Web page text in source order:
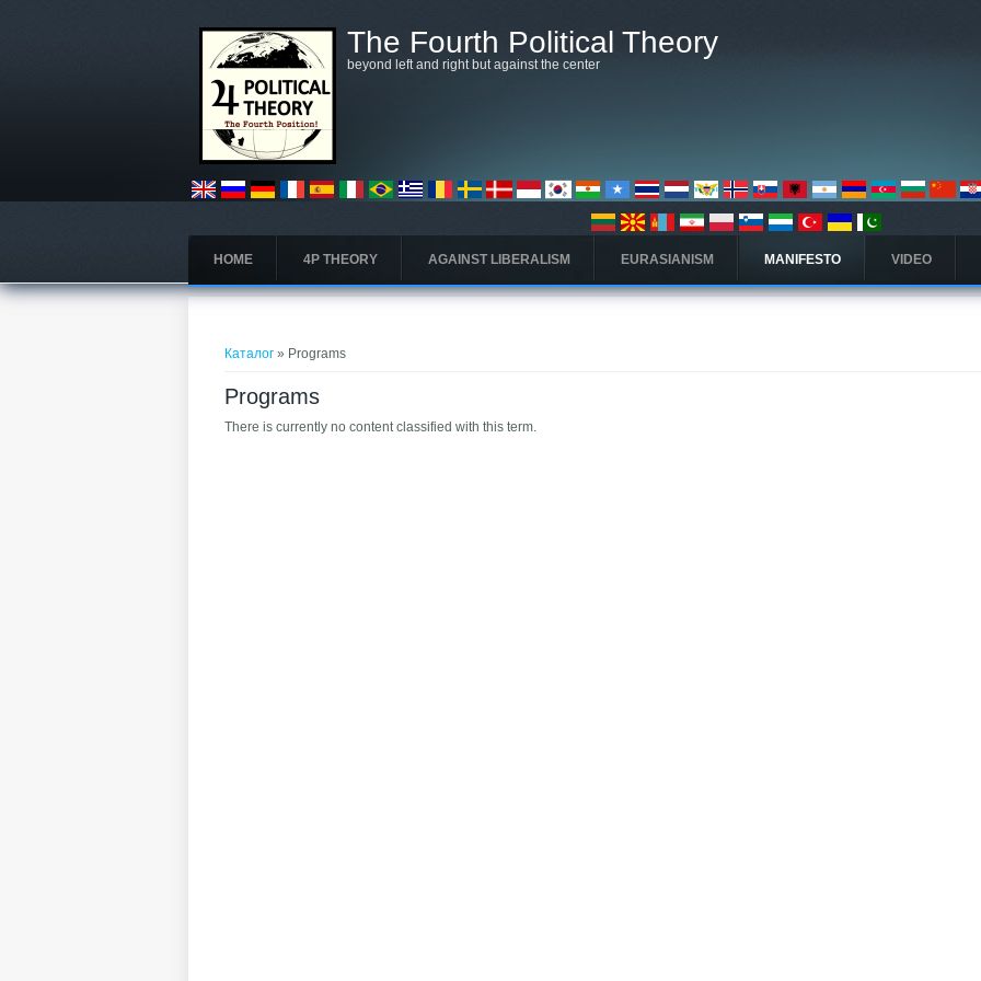
The Fourth Political Theory
beyond left and right but against the center
HOME 4P THEORY AGAINST LIBERALISM EURASIANISM MANIFESTO VIDEO
Каталог » Programs
Programs
There is currently no content classified with this term.